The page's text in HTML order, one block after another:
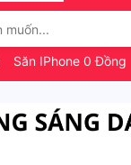
Săn IPhone 0 Đồng